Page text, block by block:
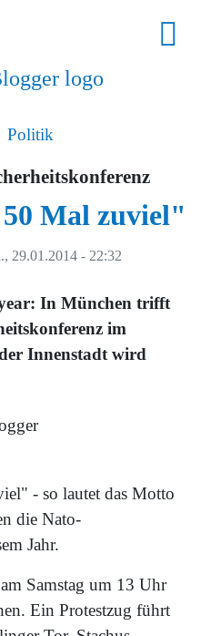
Politik
Mal zuviel"
29.01.2014 - 22:32
In München trifft
im
Innenstadt wird
- so lautet das Motto
die Nato-
Jahr.
Samstag um 13 Uhr
Ein Protestzug führt